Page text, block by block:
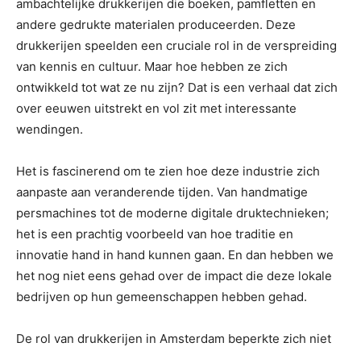
ambachtelijke drukkerijen die boeken, pamfletten en
andere gedrukte materialen produceerden. Deze
drukkerijen speelden een cruciale rol in de verspreiding
van kennis en cultuur. Maar hoe hebben ze zich
ontwikkeld tot wat ze nu zijn? Dat is een verhaal dat zich
over eeuwen uitstrekt en vol zit met interessante
wendingen.
Het is fascinerend om te zien hoe deze industrie zich
aanpaste aan veranderende tijden. Van handmatige
persmachines tot de moderne digitale druktechnieken;
het is een prachtig voorbeeld van hoe traditie en
innovatie hand in hand kunnen gaan. En dan hebben we
het nog niet eens gehad over de impact die deze lokale
bedrijven op hun gemeenschappen hebben gehad.
De rol van drukkerijen in Amsterdam beperkte zich niet